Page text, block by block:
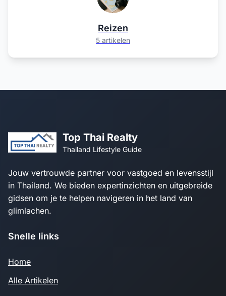
Reizen
5 artikelen
Top Thai Realty
Thailand Lifestyle Guide
Jouw vertrouwde partner voor vastgoed en levensstijl
in Thailand. We bieden expertinzichten en uitgebreide
gidsen om je te helpen navigeren in het land van
glimlachen.
Snelle links
Home
Alle Artikelen